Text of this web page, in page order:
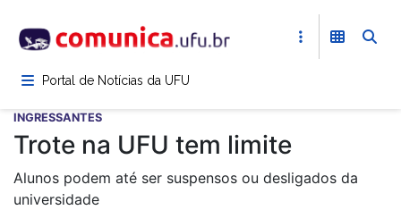
para
conteúdoPortal de Notícias da UFU
INGRESSANTES
Trote na UFU tem limite
Alunos podem até ser suspensos ou desligados da
universidade